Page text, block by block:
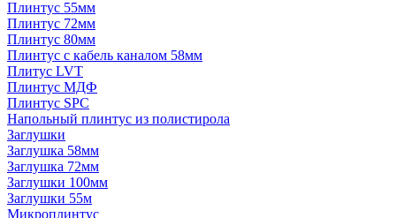
Плинтус 55мм
Плинтус 72мм
Плинтус 80мм
Плинтус с кабель каналом 58мм
Плитус LVT
Плинтус МДФ
Плинтус SPC
Напольный плинтус из полистирола
Заглушки
Заглушка 58мм
Заглушка 72мм
Заглушки 100мм
Заглушки 55м
Микроплинтус